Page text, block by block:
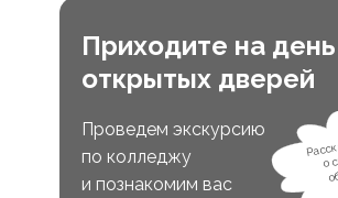
Приходите на день
открытых дверей
Проведем экскурсию
по колледжу
и познакомим вас
о